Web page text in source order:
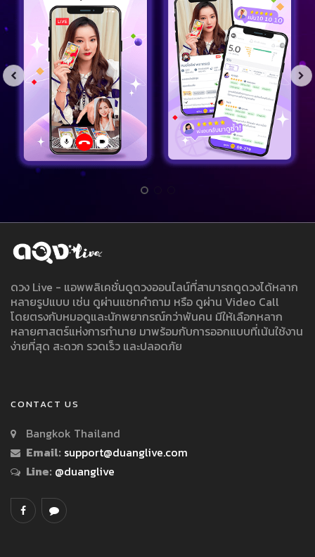
ดวง Live - แอพพลิเคชั่นดูดวงออนไลน์ที่สามารถดูดวงได้หลาก
หลายรูปแบบ เช่น ดูผ่านแชทคำถาม หรือ ดูผ่าน Video Call
โดยตรงกับหมอดูและนักพยากรณ์กว่าพันคน มีให้เลือกหลาก
หลายศาสตร์แห่งการทำนาย มาพร้อมกับการออกแบบที่เน้นใช้งาน
ง่ายที่สุด สะดวก รวดเร็ว และปลอดภัย
CONTACT US
Bangkok Thailand
Email: support@duanglive.com
Line: @duanglive